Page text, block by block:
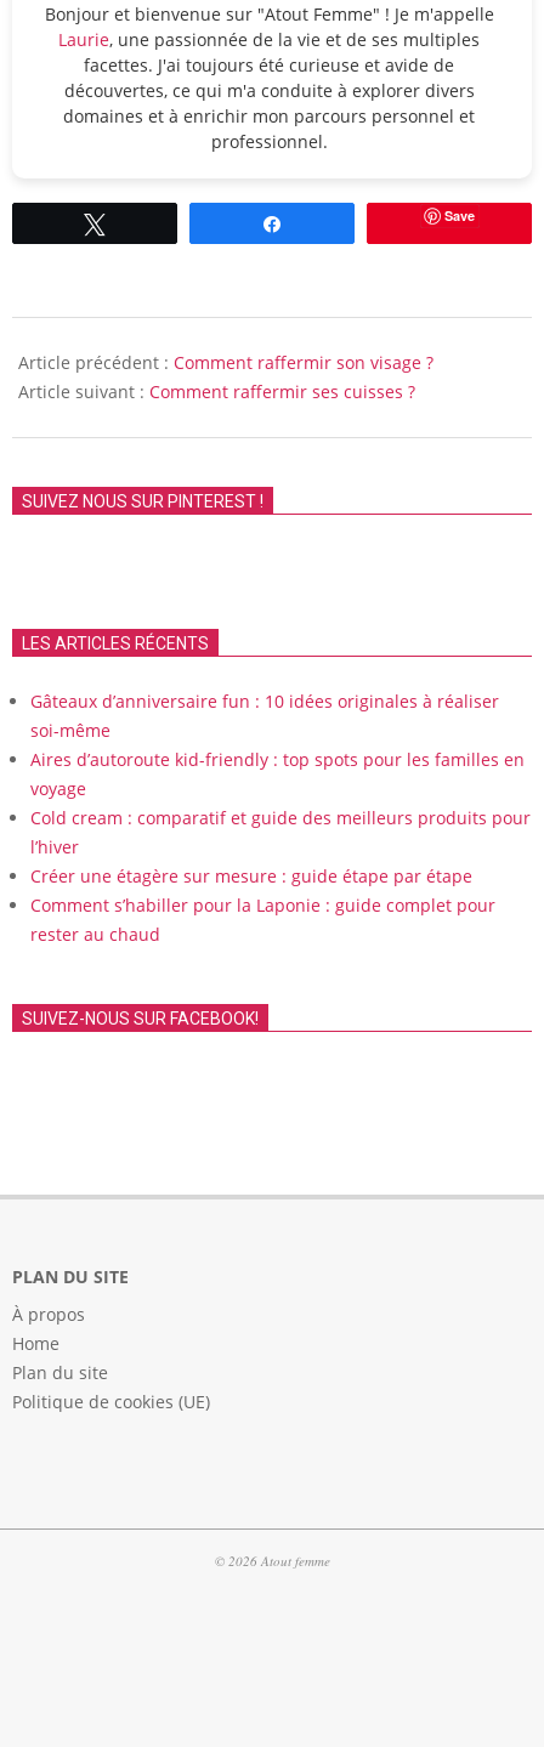
Bonjour et bienvenue sur "Atout Femme" ! Je m'appelle
Laurie, une passionnée de la vie et de ses multiples
facettes. J'ai toujours été curieuse et avide de
découvertes, ce qui m'a conduite à explorer divers
domaines et à enrichir mon parcours personnel et
professionnel.
Save
10-
30
Article précédent : Comment raffermir son visage ?
Article suivant : Comment raffermir ses cuisses ?
SUIVEZ NOUS SUR PINTEREST !
LES ARTICLES RÉCENTS
Gâteaux d’anniversaire fun : 10 idées originales à réaliser
soi-même
Aires d’autoroute kid-friendly : top spots pour les familles en
voyage
Cold cream : comparatif et guide des meilleurs produits pour
l’hiver
Créer une étagère sur mesure : guide étape par étape
Comment s’habiller pour la Laponie : guide complet pour
rester au chaud
SUIVEZ-NOUS SUR FACEBOOK!
PLAN DU SITE
À propos
Home
Plan du site
Politique de cookies (UE)
© 2026 Atout femme